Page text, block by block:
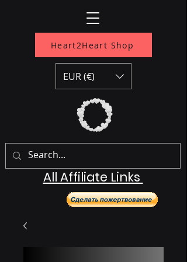
Heart2Heart Shop
All Affiliate Links
EUR (€)